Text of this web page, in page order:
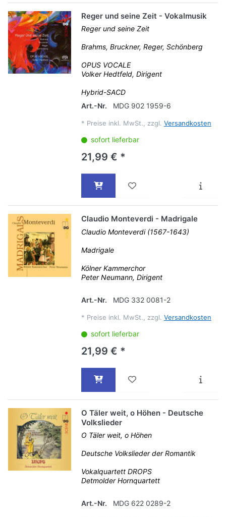
Reger und seine Zeit - Vokalmusik
Reger und seine Zeit
Brahms, Bruckner, Reger, Schönberg
OPUS VOCALE
Volker Hedtfeld, Dirigent
Hybrid-SACD
Art.-Nr.
MDG 902 1959-6
* Preise inkl. MwSt., zzgl. Versandkosten
sofort lieferbar
21,99 € *
Claudio Monteverdi - Madrigale
Claudio Monteverdi (1567-1643)
Madrigale
Kölner Kammerchor
Peter Neumann, Dirigent
Art.-Nr. MDG 332 0081-2
* Preise inkl. MwSt., zzgl. Versandkosten
sofort lieferbar
21,99 € *
O Täler weit, o Höhen - Deutsche
Volkslieder
O Täler weit, o Höhen
Deutsche Volkslieder der Romantik
Vokalquartett DROPS
Detmolder Hornquartett
Art.-Nr. MDG 622 0289-2